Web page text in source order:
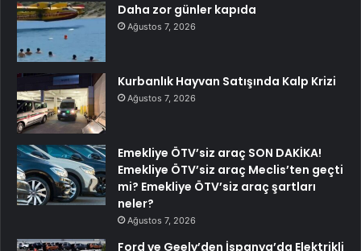
Daha zor günler kapıda
Ağustos 7, 2026
Kurbanlık Hayvan Satışında Kalp Krizi
Ağustos 7, 2026
Emekliye ÖTV’siz araç SON DAKİKA!
Emekliye ÖTV’siz araç Meclis’ten geçti
mi? Emekliye ÖTV’siz araç şartları
neler?
Ağustos 7, 2026
Ford ve Geely’den İspanya’da Elektrikli